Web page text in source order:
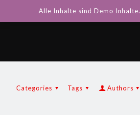
Categories Tags Authors
Alle Inhalte sind Demo Inhalte.